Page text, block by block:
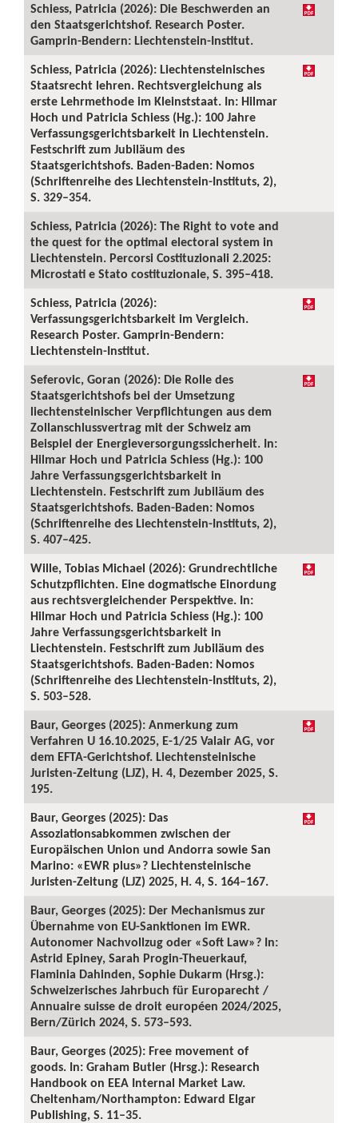
Schiess, Patricia (2026): Die Beschwerden an
den Staatsgerichtshof. Research Poster.
Gamprin-Bendern: Liechtenstein-Institut.
Schiess, Patricia (2026): Liechtensteinisches
Staatsrecht lehren. Rechtsvergleichung als
erste Lehrmethode im Kleinststaat. In: Hilmar
Hoch und Patricia Schiess (Hg.): 100 Jahre
Verfassungsgerichtsbarkeit in Liechtenstein.
Festschrift zum Jubiläum des
Staatsgerichtshofs. Baden-Baden: Nomos
(Schriftenreihe des Liechtenstein-Instituts, 2),
S. 329–354.
Schiess, Patricia (2026): The Right to vote and
the quest for the optimal electoral system in
Liechtenstein. Percorsi Costituzionali 2.2025:
Microstati e Stato costituzionale, S. 395–418.
Schiess, Patricia (2026):
Verfassungsgerichtsbarkeit im Vergleich.
Research Poster. Gamprin-Bendern:
Liechtenstein-Institut.
Seferovic, Goran (2026): Die Rolle des
Staatsgerichtshofs bei der Umsetzung
liechtensteinischer Verpflichtungen aus dem
Zollanschlussvertrag mit der Schweiz am
Beispiel der Energieversorgungssicherheit. In:
Hilmar Hoch und Patricia Schiess (Hg.): 100
Jahre Verfassungsgerichtsbarkeit in
Liechtenstein. Festschrift zum Jubiläum des
Staatsgerichtshofs. Baden-Baden: Nomos
(Schriftenreihe des Liechtenstein-Instituts, 2),
S. 407–425.
Wille, Tobias Michael (2026): Grundrechtliche
Schutzpflichten. Eine dogmatische Einordung
aus rechtsvergleichender Perspektive. In:
Hilmar Hoch und Patricia Schiess (Hg.): 100
Jahre Verfassungsgerichtsbarkeit in
Liechtenstein. Festschrift zum Jubiläum des
Staatsgerichtshofs. Baden-Baden: Nomos
(Schriftenreihe des Liechtenstein-Instituts, 2),
S. 503–528.
Baur, Georges (2025): Anmerkung zum
Verfahren U 16.10.2025, E-1/25 Valair AG, vor
dem EFTA-Gerichtshof. Liechtensteinische
Juristen-Zeitung (LJZ), H. 4, Dezember 2025, S.
195.
Baur, Georges (2025): Das
Assoziationsabkommen zwischen der
Europäischen Union und Andorra sowie San
Marino: «EWR plus»? Liechtensteinische
Juristen-Zeitung (LJZ) 2025, H. 4, S. 164–167.
Baur, Georges (2025): Der Mechanismus zur
Übernahme von EU-Sanktionen im EWR.
Autonomer Nachvollzug oder «Soft Law»? In:
Astrid Epiney, Sarah Progin-Theuerkauf,
Flaminia Dahinden, Sophie Dukarm (Hrsg.):
Schweizerisches Jahrbuch für Europarecht /
Annuaire suisse de droit européen 2024/2025,
Bern/Zürich 2024, S. 573–593.
Baur, Georges (2025): Free movement of
goods. In: Graham Butler (Hrsg.): Research
Handbook on EEA Internal Market Law.
Cheltenham/Northampton: Edward Elgar
Publishing, S. 11–35.